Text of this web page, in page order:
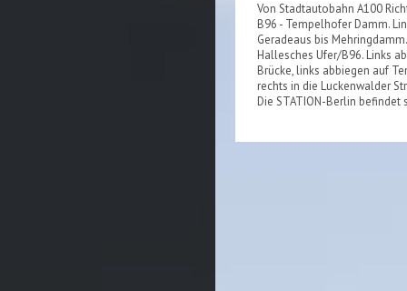
Von Stadtautobahn A100
B96 - Tempelhofer Damm.
Geradeaus bis
Hallesches Ufer/B96. Links
Brücke, links abbiegen auf
rechts in die Luckenwalder
Die STATION-Berlin befindet